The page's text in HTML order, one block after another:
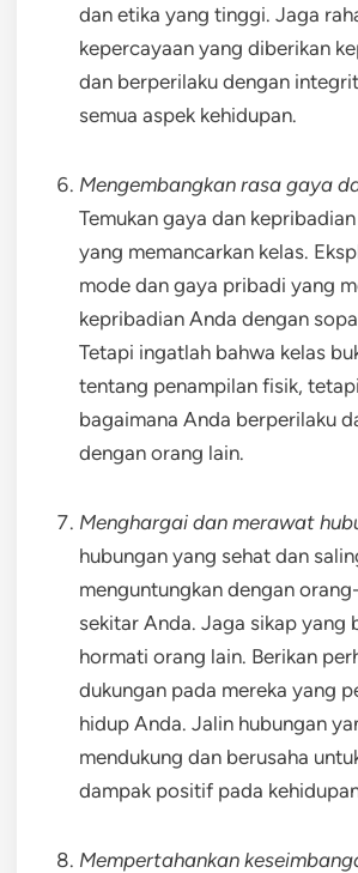
dan etika yang tinggi. Jaga
kepercayaan yang diberikan
dan berperilaku dengan
semua aspek kehidupan.
Mengembangkan rasa gaya
Temukan gaya dan
yang memancarkan kelas.
mode dan gaya pribadi yang
kepribadian Anda dengan
Tetapi ingatlah bahwa kelas
tentang penampilan fisik,
bagaimana Anda berperilaku
dengan orang lain.
Menghargai dan merawat
hubungan yang sehat dan
menguntungkan dengan
sekitar Anda. Jaga sikap yang
hormati orang lain. Berikan
dukungan pada mereka yang
hidup Anda. Jalin hubungan
mendukung dan berusaha
dampak positif pada
Mempertahankan